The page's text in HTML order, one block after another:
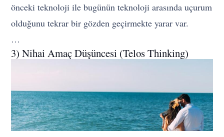
önceki teknoloji ile bugünün teknoloji arasında uçurum
olduğunu tekrar bir gözden geçirmekte yarar var.
…
3) Nihai Amaç Düşüncesi (Telos Thinking)